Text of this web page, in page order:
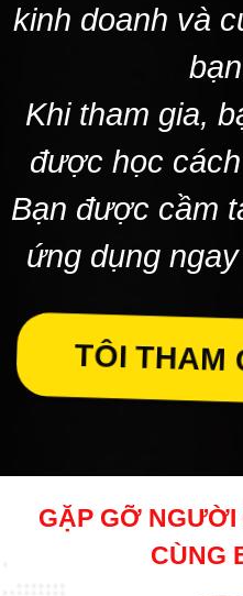
TÔI THAM
kinh doanh và
Khi tham gia,
được học
Bạn được cầm
ứng dụng
GẶP GỠ
CÙNG